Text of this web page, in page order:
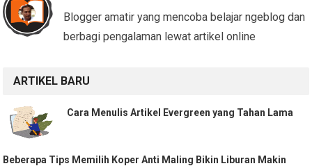
Blogger amatir yang mencoba belajar ngeblog dan
berbagi pengalaman lewat artikel online
ARTIKEL BARU
Cara Menulis Artikel Evergreen yang Tahan Lama
Beberapa Tips Memilih Koper Anti Maling Bikin Liburan Makin